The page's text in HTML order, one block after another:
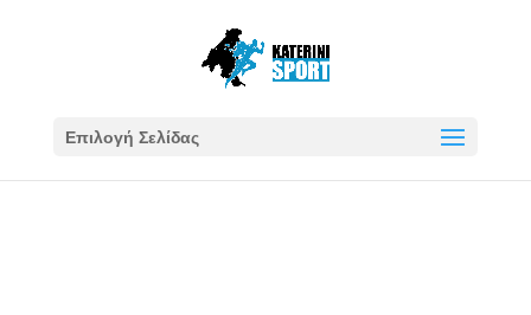
Επιλογή Σελίδας